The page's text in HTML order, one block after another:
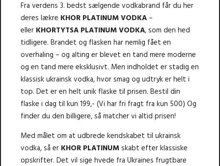
Fra verdens 3. bedst sælgende vodkabrand får du her
deres lækre KHOR PLATINUM VODKA –
eller KHORTYTSA PLATINUM VODKA, som den hed
tidligere. Brandet og flasken har nemlig fået en
overhaling – og alting er blevet en tand mere moderne
og en tand mere eksklusivt. Men indholdet er stadig en
klassisk ukrainsk vodka, hvor smag og udtryk er helt i
top. Det er en helt unik flaske til prisen. Bestil din
flaske i dag til kun 199,- (Vi har fri fragt fra kun 500) Og
finder du den billigere, så matcher vi altid prisen!
Med målet om at udbrede kendskabet til ukrainsk
vodka, så er KHOR PLATINUMskabt efter klassiske
opskrifter. Det vil sige hvede fra Ukraines frugtbare